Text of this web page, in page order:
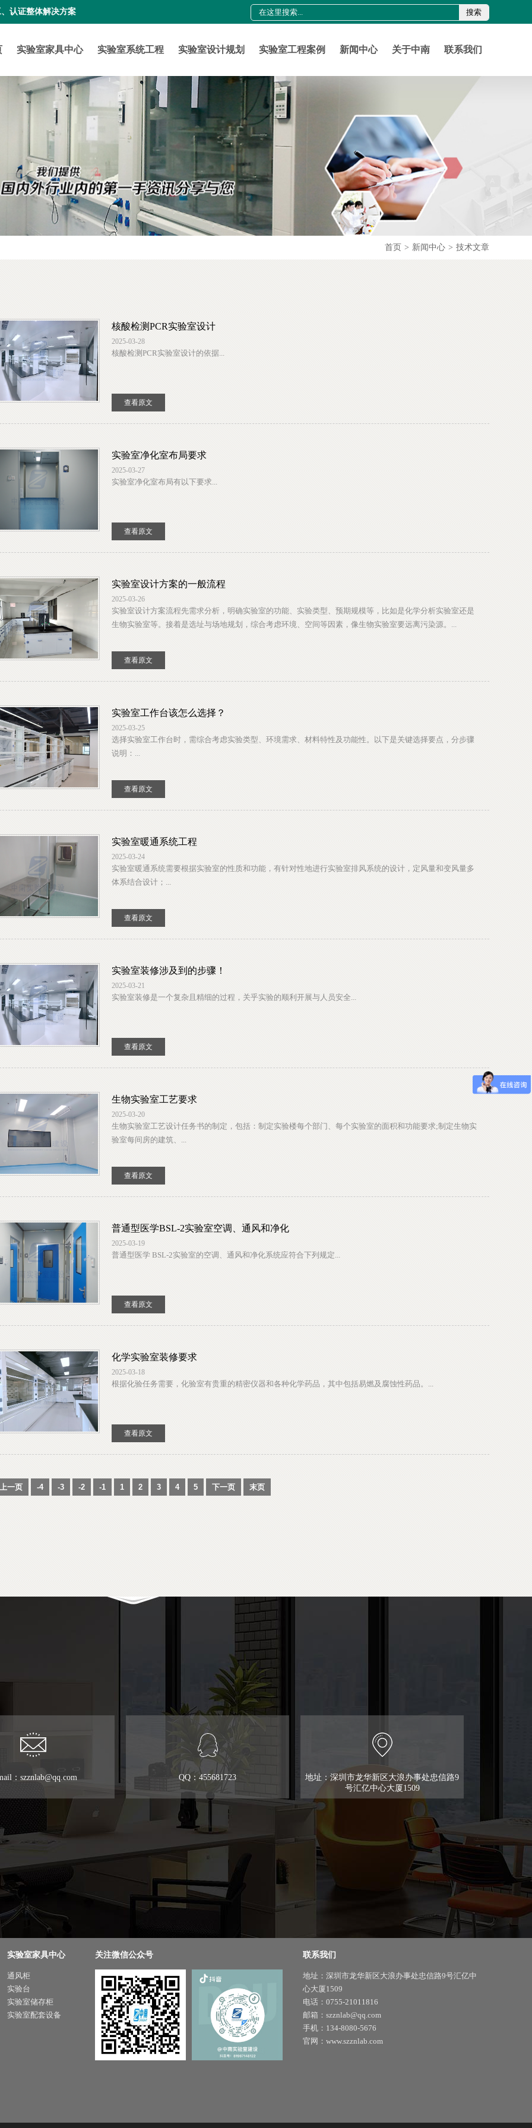
认证整体解决方案 搜索
实验室家具中心 实验室系统工程 实验室设计规划 实验室工程案例 新闻中心 关于中南 联系我们
首页 > 新闻中心 > 技术文章
核酸检测PCR实验室设计
2025-03-28
核酸检测PCR实验室设计的依据...
查看原文
实验室净化室布局要求
2025-03-27
实验室净化室布局有以下要求...
查看原文
实验室设计方案的一般流程
2025-03-26
实验室设计方案流程先需求分析，明确实验室的功能、实验类型、预期规模等，比如是化学分析实验室还是
生物实验室等。接着是选址与场地规划，综合考虑环境、空间等因素，像生物实验室要远离污染源。...
查看原文
实验室工作台该怎么选择？
2025-03-25
选择实验室工作台时，需综合考虑实验类型、环境需求、材料特性及功能性。以下是关键选择要点，分步骤
说明：...
查看原文
实验室暖通系统工程
2025-03-24
实验室暖通系统需要根据实验室的性质和功能，有针对性地进行实验室排风系统的设计，定风量和变风量多
体系结合设计；...
查看原文
实验室装修涉及到的步骤！
2025-03-21
实验室装修是一个复杂且精细的过程，关乎实验的顺利开展与人员安全...
查看原文
生物实验室工艺要求
2025-03-20
生物实验室工艺设计任务书的制定，包括：制定实验楼每个部门、每个实验室的面积和功能要求;制定生物实
验室每间房的建筑、...
查看原文
普通型医学BSL-2实验室空调、通风和净化
2025-03-19
普通型医学 BSL-2实验室的空调、通风和净化系统应符合下列规定...
查看原文
化学实验室装修要求
2025-03-18
根据化验任务需要，化验室有贵重的精密仪器和各种化学药品，其中包括易燃及腐蚀性药品。...
查看原文
上一页 -4 -3 -2 -1 1 2 3 4 5 下一页 末页
：szznlab@qq.com QQ：455681723
地址：深圳市龙华新区大浪办事处忠信路9
号汇亿中心大厦1509
实验室家具中心
通风柜
实验台
实验室储存柜
实验室配套设备
关注微信公众号 联系我们
地址：深圳市龙华新区大浪办事处忠信路9号汇亿中
心大厦1509
电话：0755-21011816
邮箱：szznlab@qq.com
手机：134-8080-5676
官网：www.szznlab.com